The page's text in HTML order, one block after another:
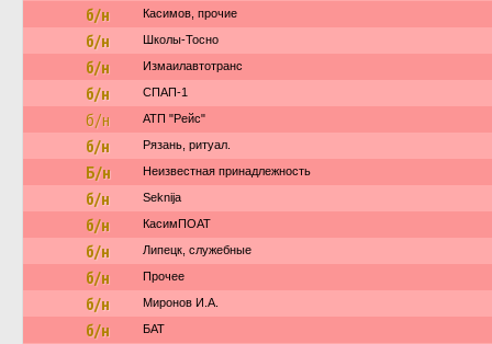
б/н Касимов, прочие
б/н Школы-Тосно
б/н Измаилавтотранс
б/н СПАП-1
б/н АТП "Рейс"
б/н Рязань, ритуал.
Б/н Неизвестная принадлежность
б/н Seknija
б/н КасимПОАТ
б/н Липецк, служебные
б/н Прочее
б/н Миронов И.А.
б/н БАТ